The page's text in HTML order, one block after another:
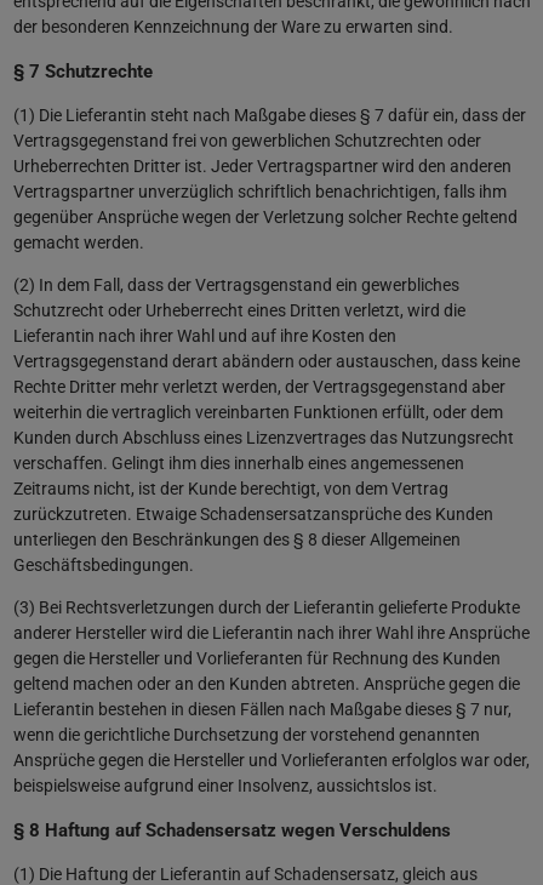
der besonderen Kennzeichnung der Ware zu erwarten sind.
§ 7 Schutzrechte
(1) Die Lieferantin steht nach Maßgabe dieses § 7 dafür ein, dass der
Vertragsgegenstand frei von gewerblichen Schutzrechten oder
Urheberrechten Dritter ist. Jeder Vertragspartner wird den anderen
Vertragspartner unverzüglich schriftlich benachrichtigen, falls ihm
gegenüber Ansprüche wegen der Verletzung solcher Rechte geltend
gemacht werden.
(2) In dem Fall, dass der Vertragsgenstand ein gewerbliches
Schutzrecht oder Urheberrecht eines Dritten verletzt, wird die
Lieferantin nach ihrer Wahl und auf ihre Kosten den
Vertragsgegenstand derart abändern oder austauschen, dass keine
Rechte Dritter mehr verletzt werden, der Vertragsgegenstand aber
weiterhin die vertraglich vereinbarten Funktionen erfüllt, oder dem
Kunden durch Abschluss eines Lizenzvertrages das Nutzungsrecht
verschaffen. Gelingt ihm dies innerhalb eines angemessenen
Zeitraums nicht, ist der Kunde berechtigt, von dem Vertrag
zurückzutreten. Etwaige Schadensersatzansprüche des Kunden
unterliegen den Beschränkungen des § 8 dieser Allgemeinen
Geschäftsbedingungen.
(3) Bei Rechtsverletzungen durch der Lieferantin gelieferte Produkte
anderer Hersteller wird die Lieferantin nach ihrer Wahl ihre Ansprüche
gegen die Hersteller und Vorlieferanten für Rechnung des Kunden
geltend machen oder an den Kunden abtreten. Ansprüche gegen die
Lieferantin bestehen in diesen Fällen nach Maßgabe dieses § 7 nur,
wenn die gerichtliche Durchsetzung der vorstehend genannten
Ansprüche gegen die Hersteller und Vorlieferanten erfolglos war oder,
beispielsweise aufgrund einer Insolvenz, aussichtslos ist.
§ 8 Haftung auf Schadensersatz wegen Verschuldens
(1) Die Haftung der Lieferantin auf Schadensersatz, gleich aus